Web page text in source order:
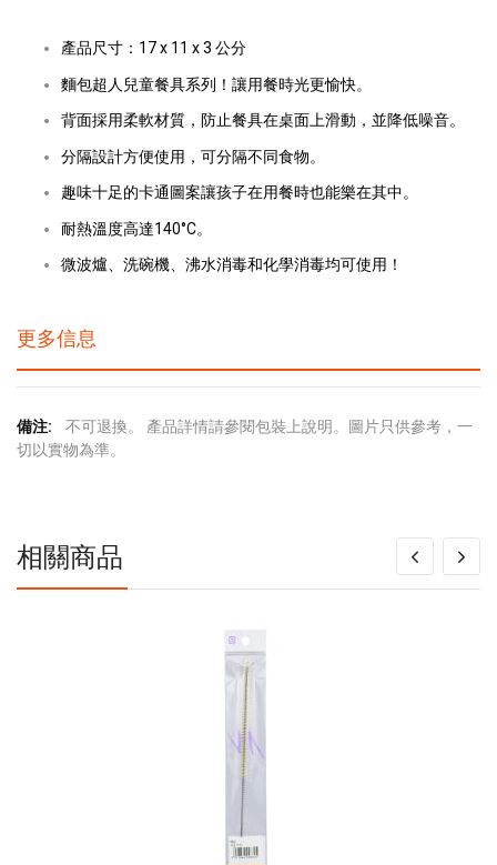
產品尺寸：17 x 11 x 3 公分
麵包超人兒童餐具系列！讓用餐時光更愉快。
背面採用柔軟材質，防止餐具在桌面上滑動，並降低噪音。
分隔設計方便使用，可分隔不同食物。
趣味十足的卡通圖案讓孩子在用餐時也能樂在其中。
耐熱溫度高達140°C。
微波爐、洗碗機、沸水消毒和化學消毒均可使用！
更多信息
更
多
不可退換。 產品詳情請參閱包裝上說明。圖片只供參考，一
切以實物為準。
相關商品